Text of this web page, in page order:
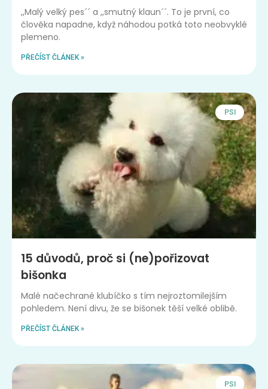
,,Malý velký pes´´ a ,,smutný klaun´´. To je první, co
člověka napadne, když náhodou potká toto neobvyklé
plemeno.
PŘEČÍST ČLÁNEK »
PSI
15 důvodů, proč si (ne)pořizovat
bišonka
Malé načechrané klubíčko s tím nejroztomilejším
pohledem. Není divu, že se bišonek těší velké oblibě.
PŘEČÍST ČLÁNEK »
PSI